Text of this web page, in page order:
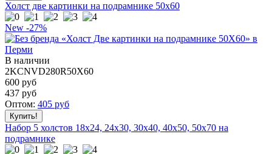
Холст две картинки на подрамнике 50x60
New -27%
В наличии
2KCNVD280R50X60
600 руб
437 руб
Оптом: 405 руб
Набор 5 холстов 18x24, 24x30, 30x40, 40x50, 50x70 на
подрамнике